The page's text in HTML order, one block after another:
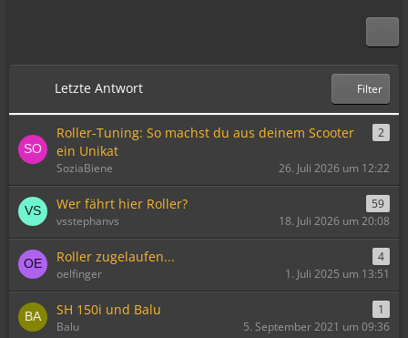
Letzte Antwort Filter
Roller-Tuning: So machst du aus deinem Scooter
ein Unikat
2
SoziaBiene 26. Juli 2026 um 12:22
Wer fährt hier Roller?
59
vsstephanvs
18. Juli 2026 um 20:08
Roller zugelaufen...
4
oelfinger
1. Juli 2025 um 13:51
SH 150i und Balu
1
Balu
5. September 2021 um 09:36